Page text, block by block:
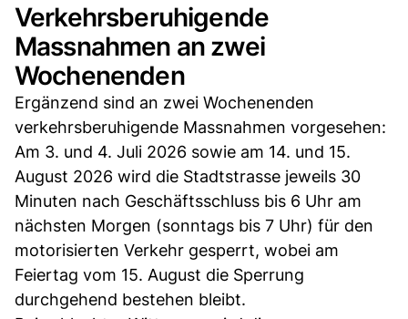
Verkehrsberuhigende
Massnahmen an zwei
Wochenenden
Ergänzend sind an zwei Wochenenden
verkehrsberuhigende Massnahmen vorgesehen:
Am 3. und 4. Juli 2026 sowie am 14. und 15.
August 2026 wird die Stadtstrasse jeweils 30
Minuten nach Geschäftsschluss bis 6 Uhr am
nächsten Morgen (sonntags bis 7 Uhr) für den
motorisierten Verkehr gesperrt, wobei am
Feiertag vom 15. August die Sperrung
durchgehend bestehen bleibt.